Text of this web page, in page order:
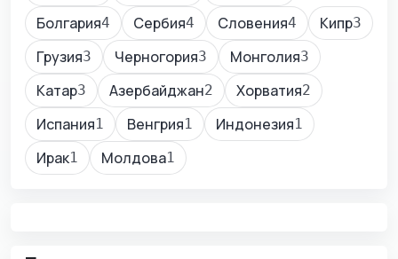
Болгария4 Сербия4 Словения4 Кипр3
Грузия3 Черногория3 Монголия3
Катар3 Азербайджан2 Хорватия2
Испания1 Венгрия1 Индонезия1
Ирак1 Молдова1